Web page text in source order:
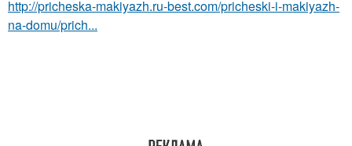
http://pricheska-makiyazh.ru-best.com/pricheski-i-makiyazh-
na-domu/prich...